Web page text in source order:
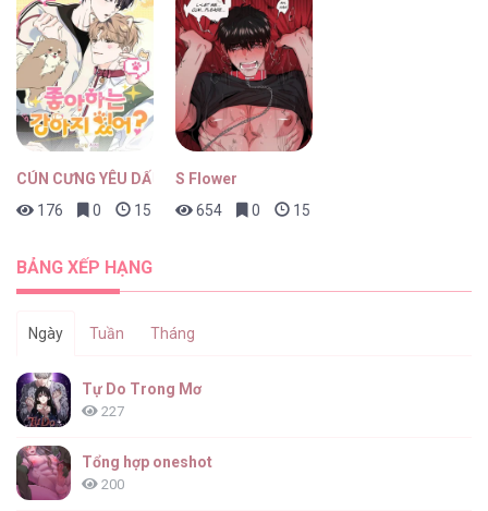
Góc Tối Tình Bạn [...] – Chap 29
Góc Tối Tình Bạn [...] – Chap 27
CÚN CƯNG YÊU DẤU
176
0 15 giờ trước
S Flower
654
0 15 giờ trước
BẢNG XẾP HẠNG
Ngày Tuần Tháng
Tự Do Trong Mơ
227
Tổng hợp oneshot
200